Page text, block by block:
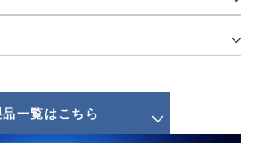
品一覧はこちら